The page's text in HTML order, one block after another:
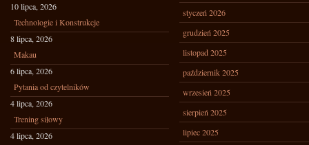
10 lipca, 2026
Technologie i Konstrukcje
8 lipca, 2026
Makau
6 lipca, 2026
Pytania od czytelników
4 lipca, 2026
Trening siłowy
4 lipca, 2026
styczeń 2026
grudzień 2025
listopad 2025
październik 2025
wrzesień 2025
sierpień 2025
lipiec 2025